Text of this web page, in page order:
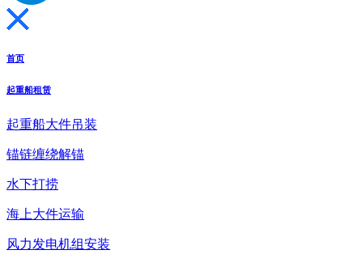
首页
起重船租赁
起重船大件吊装
锚链缠绕解锚
水下打捞
海上大件运输
风力发电机组安装